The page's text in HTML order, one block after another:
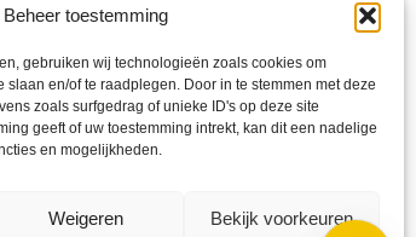
Beheer toestemming
gebruiken wij technologieën zoals cookies om
slaan en/of te raadplegen. Door in te stemmen met deze
zoals surfgedrag of unieke ID's op deze site
geeft of uw toestemming intrekt, kan dit een nadelige
en mogelijkheden.
Weigeren Bekijk voorkeuren